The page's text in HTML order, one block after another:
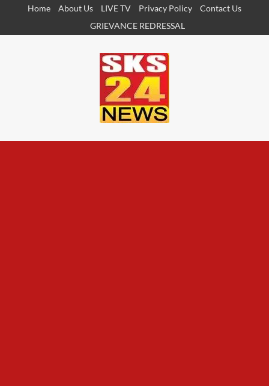
content
Home About Us LIVE TV Privacy Policy
Contact Us
GRIEVANCE REDRESSAL